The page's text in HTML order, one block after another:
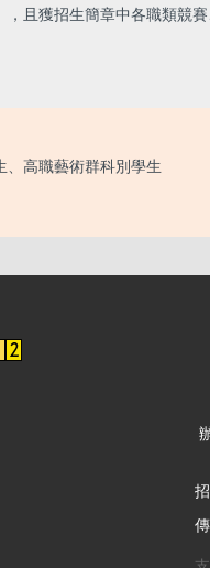
且獲招生簡章中各職類競賽
、高職藝術群科別學生